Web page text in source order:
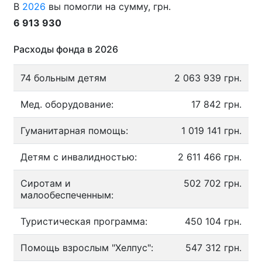
В 2026 вы помогли на сумму, грн.
6 913 930
Расходы фонда в 2026
74 больным детям 2 063 939 грн.
Мед. оборудование: 17 842 грн.
Гуманитарная помощь: 1 019 141 грн.
Детям с инвалидностью: 2 611 466 грн.
Сиротам и
малообеспеченным:
502 702 грн.
Туристическая программа: 450 104 грн.
Помощь взрослым "Хелпус": 547 312 грн.